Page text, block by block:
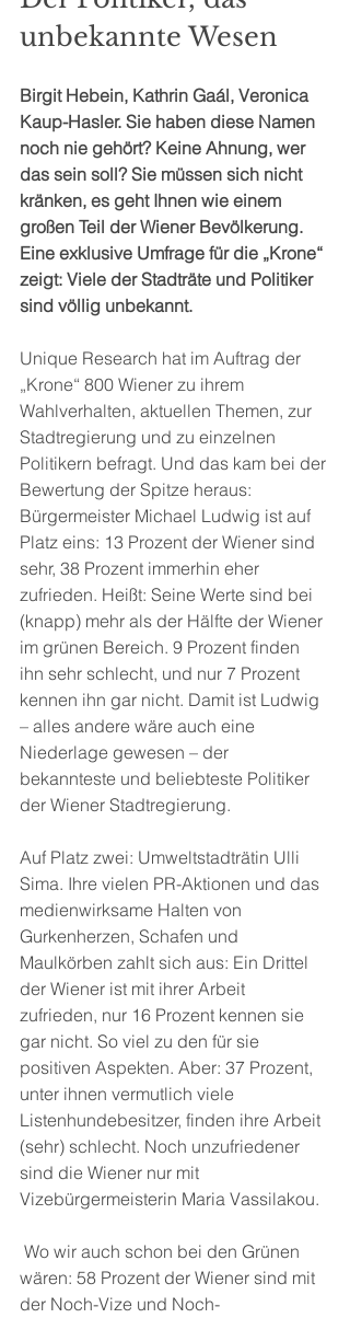
unbekannte Wesen
Birgit Hebein, Kathrin Gaál, Veronica
Kaup-Hasler. Sie haben diese Namen
noch nie gehört? Keine Ahnung, wer
das sein soll? Sie müssen sich nicht
kränken, es geht Ihnen wie einem
großen Teil der Wiener Bevölkerung.
Eine exklusive Umfrage für die „Krone“
zeigt: Viele der Stadträte und Politiker
sind völlig unbekannt.
Unique Research hat im Auftrag der
„Krone“ 800 Wiener zu ihrem
Wahlverhalten, aktuellen Themen, zur
Stadtregierung und zu einzelnen
Politikern befragt. Und das kam bei der
Bewertung der Spitze heraus:
Bürgermeister Michael Ludwig ist auf
Platz eins: 13 Prozent der Wiener sind
sehr, 38 Prozent immerhin eher
zufrieden. Heißt: Seine Werte sind bei
(knapp) mehr als der Hälfte der Wiener
im grünen Bereich. 9 Prozent finden
ihn sehr schlecht, und nur 7 Prozent
kennen ihn gar nicht. Damit ist Ludwig
– alles andere wäre auch eine
Niederlage gewesen – der
bekannteste und beliebteste Politiker
der Wiener Stadtregierung.
Auf Platz zwei: Umweltstadträtin Ulli
Sima. Ihre vielen PR-Aktionen und das
medienwirksame Halten von
Gurkenherzen, Schafen und
Maulkörben zahlt sich aus: Ein Drittel
der Wiener ist mit ihrer Arbeit
zufrieden, nur 16 Prozent kennen sie
gar nicht. So viel zu den für sie
positiven Aspekten. Aber: 37 Prozent,
unter ihnen vermutlich viele
Listenhundebesitzer, finden ihre Arbeit
(sehr) schlecht. Noch unzufriedener
sind die Wiener nur mit
Vizebürgermeisterin Maria Vassilakou.
wären: 58 Prozent der Wiener sind mit
der Noch-Vize und Noch-